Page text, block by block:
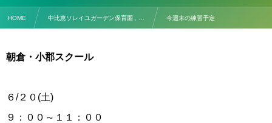
HOME 中比恵ソレイユガーデン保育園 , … 今週末の練習予定
朝倉・小郡スクール
６/２０(土)
９：００～１１：００